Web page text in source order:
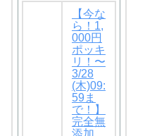
【今な
ら！1,
000円
ポッキ
リ！〜
3/28
(木)09:
59ま
で！】
完全無
添加